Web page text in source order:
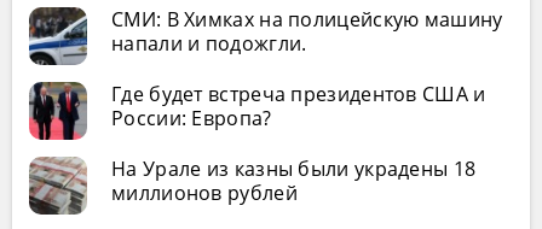
СМИ: В Химках на полицейскую машину
напали и подожгли.
Где будет встреча президентов США и
России: Европа?
На Урале из казны были украдены 18
миллионов рублей